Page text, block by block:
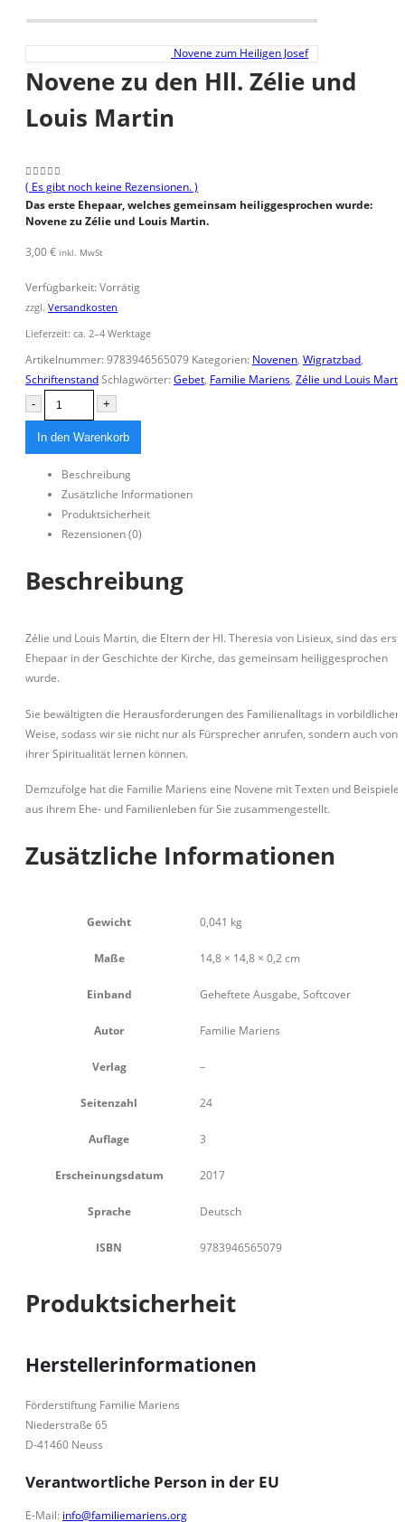
Novene zum Heiligen Josef
Novene zu den Hll. Zélie und
Louis Martin
0 aus 5
( Es gibt noch keine Rezensionen. )
Das erste Ehepaar, welches gemeinsam heiliggesprochen wurde:
Novene zu Zélie und Louis Martin.
3,00€ inkl. MwSt
Verfügbarkeit:Vorrätig
zzgl. Versandkosten
Lieferzeit: ca. 2–4 Werktage
Artikelnummer:9783946565079 Kategorien: Novenen, Wigratzbad,
SchriftenstandSchlagwörter:Gebet, Familie Mariens, Zélie und Louis
- +
In den Warenkorb
Beschreibung
Zusätzliche Informationen
Produktsicherheit
Rezensionen (0)
Beschreibung
Zélie und Louis Martin, die Eltern der Hl. Theresia von Lisieux, sind das
Ehepaar in der Geschichte der Kirche, das gemeinsam heiliggesprochen
wurde.
Sie bewältigten die Herausforderungen des Familienalltags in vorbildlicher
Weise, sodass wir sie nicht nur als Fürsprecher anrufen, sondern auch von
ihrer Spiritualität lernen können.
Demzufolge hat die Familie Mariens eine Novene mit Texten und Beispielen
aus ihrem Ehe- und Familienleben für Sie zusammengestellt.
Zusätzliche Informationen
Gewicht 0,041 kg
Maße 14,8 × 14,8 × 0,2 cm
Einband Geheftete Ausgabe, Softcover
Autor Familie Mariens
Verlag –
Seitenzahl 24
Auflage 3
Erscheinungsdatum 2017
Sprache Deutsch
ISBN 9783946565079
Produktsicherheit
Herstellerinformationen
Förderstiftung Familie Mariens
Niederstraße 65
D-41460 Neuss
Verantwortliche Person in der EU
E-Mail: info@familiemariens.org